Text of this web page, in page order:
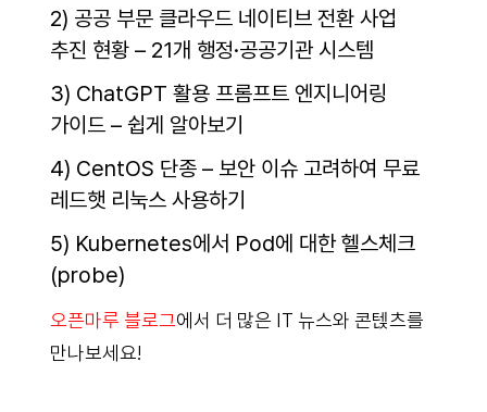
2) 공공 부문 클라우드 네이티브 전환 사업
추진 현황 – 21개 행정·공공기관 시스템
3) ChatGPT 활용 프롬프트 엔지니어링
가이드 – 쉽게 알아보기
4) CentOS 단종 – 보안 이슈 고려하여 무료
레드햇 리눅스 사용하기
5) Kubernetes에서 Pod에 대한 헬스체크
(probe)
오픈마루 블로그에서 더 많은 IT 뉴스와 콘텑츠를
만나보세요!